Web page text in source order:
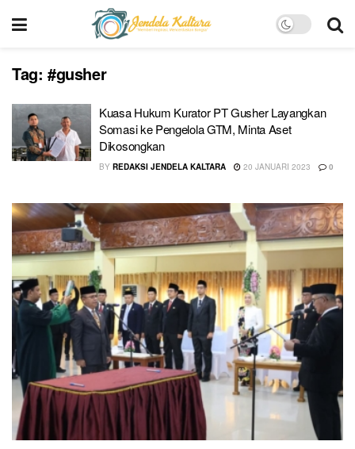
Tag: #gusher
Kuasa Hukum Kurator PT Gusher Layangkan
Somasi ke Pengelola GTM, Minta Aset
Dikosongkan
BY REDAKSI JENDELA KALTARA 20 JANUARI 2023 0